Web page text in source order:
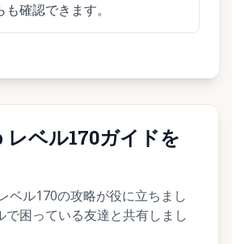
確認できます。
ベル170ガイドを
ベル170の攻略が役に立ちまし
で困っている友達と共有しまし